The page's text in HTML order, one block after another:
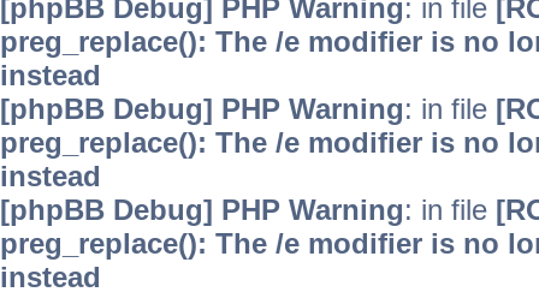
[phpBB Debug] PHP Warning: in file
preg_replace(): The /e modifier is no
instead
[phpBB Debug] PHP Warning: in file
preg_replace(): The /e modifier is no
instead
[phpBB Debug] PHP Warning: in file
preg_replace(): The /e modifier is no
instead